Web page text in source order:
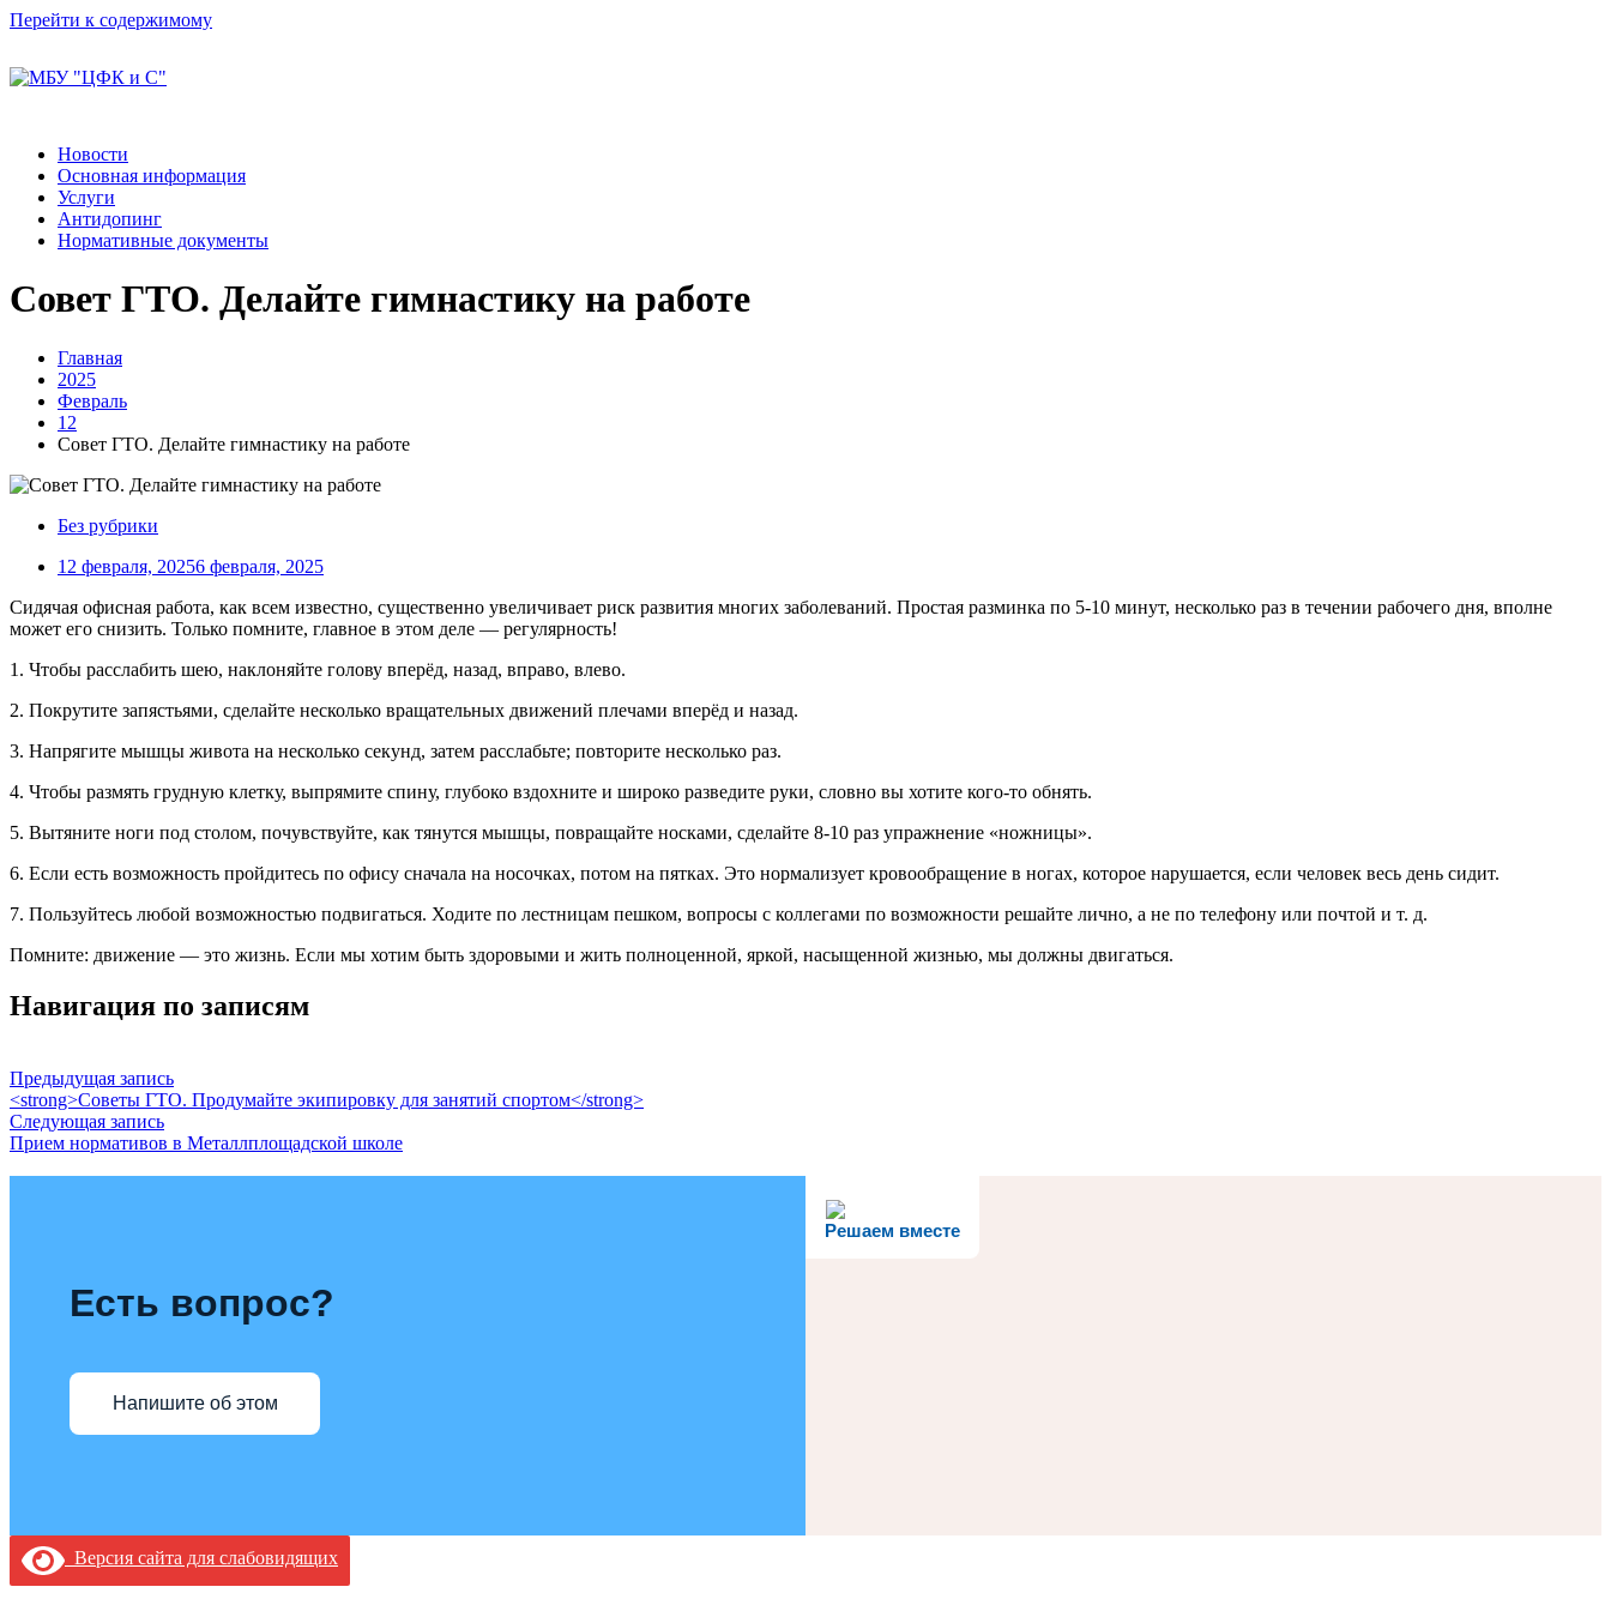
Перейти к содержимому
Новости
Основная информация
Услуги
Антидопинг
Нормативные документы
Совет ГТО. Делайте гимнастику на работе
Главная
2025
Февраль
12
Совет ГТО. Делайте гимнастику на работе
Без рубрики
12 февраля, 20256 февраля, 2025
Сидячая офисная работа, как всем известно, существенно увеличивает риск развития многих заболеваний. Простая разминка по 5-10 минут, несколько раз в течении рабочего дня, вполне
может его снизить. Только помните, главное в этом деле — регулярность!
1. Чтобы расслабить шею, наклоняйте голову вперёд, назад, вправо, влево.
2. Покрутите запястьями, сделайте несколько вращательных движений плечами вперёд и назад.
3. Напрягите мышцы живота на несколько секунд, затем расслабьте; повторите несколько раз.
4. Чтобы размять грудную клетку, выпрямите спину, глубоко вздохните и широко разведите руки, словно вы хотите кого-то обнять.
5. Вытяните ноги под столом, почувствуйте, как тянутся мышцы, повращайте носками, сделайте 8-10 раз упражнение «ножницы».
6. Если есть возможность пройдитесь по офису сначала на носочках, потом на пятках. Это нормализует кровообращение в ногах, которое нарушается, если человек весь день сидит.
7. Пользуйтесь любой возможностью подвигаться. Ходите по лестницам пешком, вопросы с коллегами по возможности решайте лично, а не по телефону или почтой и т. д.
Помните: движение — это жизнь. Если мы хотим быть здоровыми и жить полноценной, яркой, насыщенной жизнью, мы должны двигаться.
Навигация по записям
Предыдущая запись
<strong>Советы ГТО. Продумайте экипировку для занятий спортом</strong>
Следующая запись
Прием нормативов в Металлплощадской школе
Решаем вместе
Есть вопрос?
Напишите об этом
Версия сайта для слабовидящих